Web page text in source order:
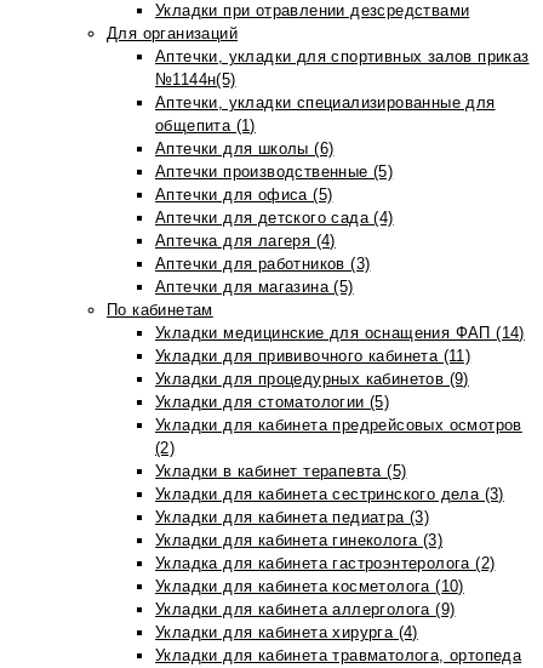
Укладки при отравлении дезсредствами
Для организаций
Аптечки, укладки для спортивных залов приказ
№1144н(5)
Аптечки, укладки специализированные для
общепита (1)
Аптечки для школы (6)
Аптечки производственные (5)
Аптечки для офиса (5)
Аптечки для детского сада (4)
Аптечка для лагеря (4)
Аптечки для работников (3)
Аптечки для магазина (5)
По кабинетам
Укладки медицинские для оснащения ФАП (14)
Укладки для прививочного кабинета (11)
Укладки для процедурных кабинетов (9)
Укладки для стоматологии (5)
Укладки для кабинета предрейсовых осмотров
(2)
Укладки в кабинет терапевта (5)
Укладки для кабинета сестринского дела (3)
Укладки для кабинета педиатра (3)
Укладки для кабинета гинеколога (3)
Укладка для кабинета гастроэнтеролога (2)
Укладки для кабинета косметолога (10)
Укладки для кабинета аллерголога (9)
Укладки для кабинета хирурга (4)
Укладки для кабинета травматолога, ортопеда